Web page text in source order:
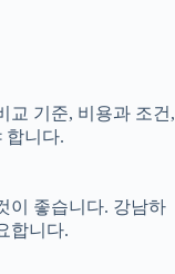
교 기준, 비용과 조건,
합니다.
이 좋습니다. 강남하
합니다.